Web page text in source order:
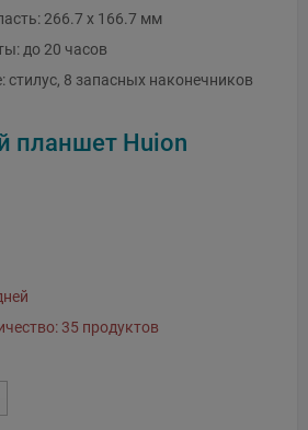
266.7 x 166.7 мм
до 20 часов
стилус, 8 запасных наконечников
планшет Huion
35 продуктов